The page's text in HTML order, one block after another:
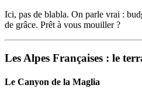
Ici, pas de blabla. On parle vrai :
de grâce. Prêt à vous mouiller ?
Les Alpes Françaises : le
Le Canyon de la Maglia